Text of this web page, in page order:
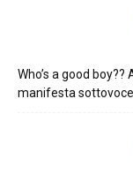
Who’s a good
manifesta sottovoce